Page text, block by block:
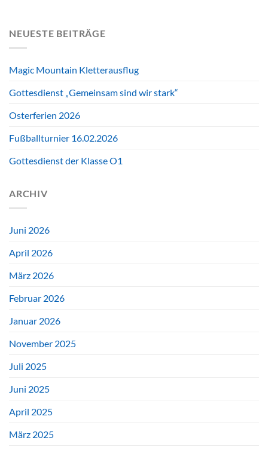
NEUESTE BEITRÄGE
Magic Mountain Kletterausflug
Gottesdienst „Gemeinsam sind wir stark“
Osterferien 2026
Fußballturnier 16.02.2026
Gottesdienst der Klasse O1
ARCHIV
Juni 2026
April 2026
März 2026
Februar 2026
Januar 2026
November 2025
Juli 2025
Juni 2025
April 2025
März 2025